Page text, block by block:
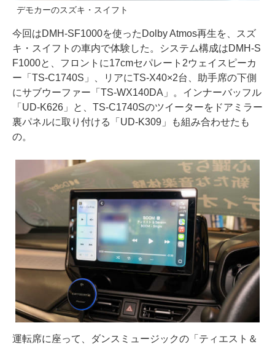
デモカーのスズキ・スイフト
今回はDMH-SF1000を使ったDolby Atmos再生を、スズ
キ・スイフトの車内で体験した。システム構成はDMH-S
F1000と、フロントに17cmセパレート2ウェイスピーカ
ー「TS-C1740S」、リアにTS-X40×2台、助手席の下側
にサブウーファー「TS-WX140DA」。インナーバッフル
「UD-K626」と、TS-C1740Sのツイーターをドアミラー
裏パネルに取り付ける「UD-K309」も組み合わせたも
の。
運転席に座って、ダンスミュージックの「ティエスト＆